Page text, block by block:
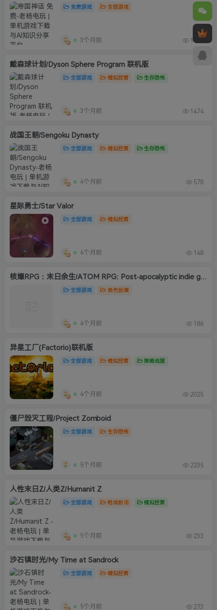
免费游戏 全部游戏
3个月前 1122
戴森球计划/Dyson Sphere Program 联机版
全部游戏 模拟经营 生存恐怖
3个月前 1474
战国王朝/Sengoku Dynasty
全部游戏 模拟经营 生存恐怖
4个月前 578
星际勇士/Star Valor
全部游戏 模拟经营
4个月前 148
核爆RPG：末日余生/ATOM RPG: Post-apocalyptic indie game)
全部游戏 角色扮演
4个月前 186
异星工厂(Factorio)联机版
全部游戏 模拟经营 策略战旗
4个月前 2025
僵尸毁灭工程/Project Zomboid
全部游戏 生存恐怖
5个月前 2235
人性末日Z/人类Z/Humanit Z
全部游戏 枪战射击 模拟经营
5个月前 233
沙石镇时光/My Time at Sandrock
全部游戏 模拟经营
5个月前 273